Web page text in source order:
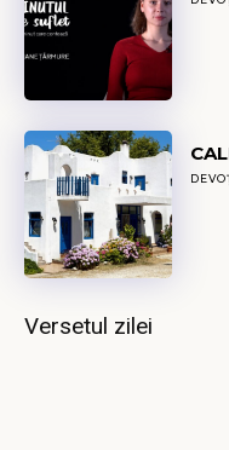
Versetul zilei